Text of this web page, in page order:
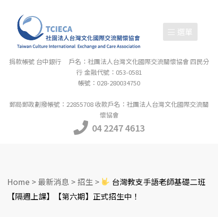
選單
捐款帳號 台中銀行 戶名：社團法人台灣文化國際交流關懷協會 四民分
行 金融代號：053-0581
帳號：028-280034750
郵局郵政劃撥帳號：22855708 收款戶名：社團法人台灣文化國際交流關
懷協會
04 2247 4613
Home > 最新消息 >招生 >
台灣教支手語老師基礎二班
【隔週上課】【第六期】正式招生中！